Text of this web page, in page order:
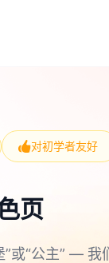
对初学者友好
页
或“公主” —